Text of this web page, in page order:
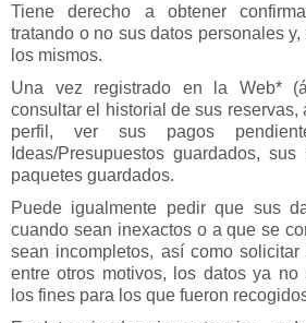
Tiene derecho a obtener
tratando o no sus datos personales
los mismos.
Una vez registrado en la Web*
consultar el historial de sus reservas,
perfil, ver sus pagos
Ideas/Presupuestos guardados,
paquetes guardados.
Puede igualmente pedir que sus
cuando sean inexactos o a que se
sean incompletos, así como
entre otros motivos, los datos ya no
los fines para los que fueron